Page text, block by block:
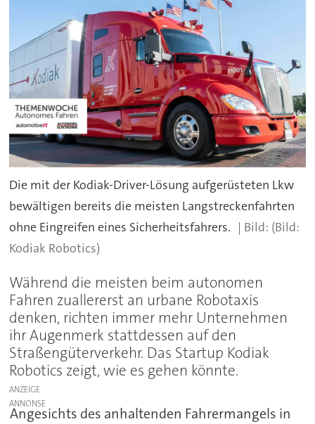
Die mit der Kodiak-Driver-Lösung aufgerüsteten Lkw
bewältigen bereits die meisten Langstreckenfahrten
ohne Eingreifen eines Sicherheitsfahrers.
(Bild:
Kodiak Robotics)
Während die meisten beim autonomen
Fahren zuallererst an urbane Robotaxis
denken, richten immer mehr Unternehmen
ihr Augenmerk stattdessen auf den
Straßengüterverkehr. Das Startup Kodiak
Robotics zeigt, wie es gehen könnte.
ANZEIGE
Angesichts des anhaltenden Fahrermangels in